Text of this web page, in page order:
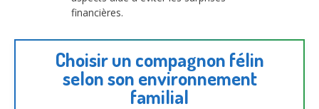
financières.
Choisir un compagnon félin
selon son environnement
familial